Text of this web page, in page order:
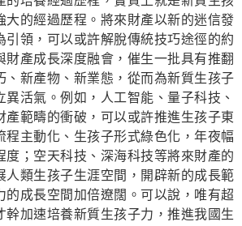
大的經過歷程。將來財產以新的迷信發
引領，可以或許解脫傳統技巧途徑的約
財產成長深度融會，催生一批具有推翻
、新產物、新業態，從而為新質生孩子
異活氣。例如，人工智能、量子科技、
產範疇的衝破，可以或許推進生孩子東
程主動化、生孩子形式綠色化，年夜幅
度；空天科技、深海科技等將來財產的
人類生孩子生涯空間，開辟新的成長範
的成長空間加倍遼闊。可以說，唯有超
幹加速培養新質生孩子力，推進我國生